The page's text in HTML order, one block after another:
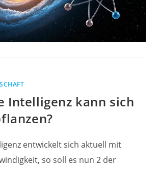
Intelligenz kann sich
entwickelt sich aktuell mit
so soll es nun 2 der